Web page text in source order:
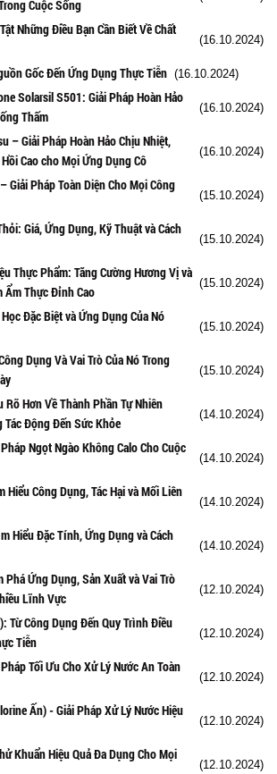
Cuộc Sống
Những Điều Bạn Cần Biết Về Chất
(16.10.2024)
Gốc Đến Ứng Dụng Thực Tiễn (16.10.2024)
Solarsil S501: Giải Pháp Hoàn Hảo
Thấm
(16.10.2024)
– Giải Pháp Hoàn Hảo Chịu Nhiệt,
Cao cho Mọi Ứng Dụng Cô
(16.10.2024)
Giải Pháp Toàn Diện Cho Mọi Công
(15.10.2024)
Giá, Ứng Dụng, Kỹ Thuật và Cách
(15.10.2024)
Thực Phẩm: Tăng Cường Hương Vị và
Ẩm Thực Đỉnh Cao
(15.10.2024)
Đặc Biệt và Ứng Dụng Của Nó
(15.10.2024)
Dụng Và Vai Trò Của Nó Trong
(15.10.2024)
Hơn Về Thành Phần Tự Nhiên
Tác Động Đến Sức Khỏe
(14.10.2024)
Ngọt Ngào Không Calo Cho Cuộc
(14.10.2024)
Công Dụng, Tác Hại và Mối Liên
(14.10.2024)
Hiểu Đặc Tính, Ứng Dụng và Cách
(14.10.2024)
Phá Ứng Dụng, Sản Xuất và Vai Trò
Lĩnh Vực
(12.10.2024)
Từ Công Dụng Đến Quy Trình Điều
Tiễn
(12.10.2024)
Tối Ưu Cho Xử Lý Nước An Toàn
(12.10.2024)
Ấn) - Giải Pháp Xử Lý Nước Hiệu
(12.10.2024)
Khuẩn Hiệu Quả Đa Dụng Cho Mọi
(12.10.2024)